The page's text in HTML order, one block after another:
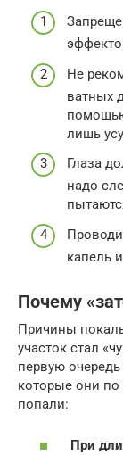
Не
ватных
лишь
Глаза
надо
капель
Почему
Причины
участок стал
первую
которые они
попали:
При